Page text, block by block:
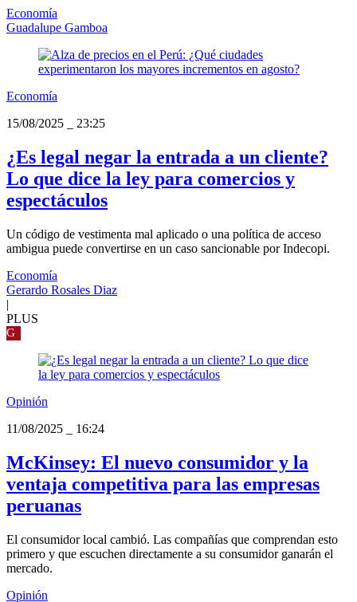
Economía
Guadalupe Gamboa
Economía
15/08/2025
23:25
¿Es legal negar la entrada a un cliente?
Lo que dice la ley para comercios y
espectáculos
Un código de vestimenta mal aplicado o una política de acceso
ambigua puede convertirse en un caso sancionable por Indecopi.
Economía
Gerardo Rosales Diaz
|
PLUS
G
Opinión
11/08/2025
16:24
McKinsey: El nuevo consumidor y la
ventaja competitiva para las empresas
peruanas
El consumidor local cambió. Las compañías que comprendan esto
primero y que escuchen directamente a su consumidor ganarán el
mercado.
Opinión